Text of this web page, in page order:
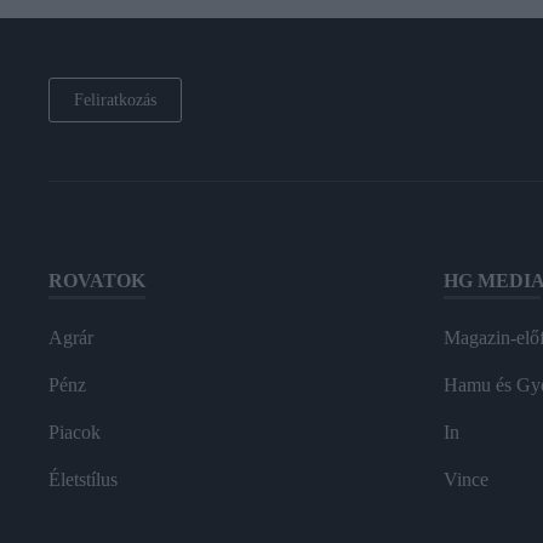
Feliratkozás
ROVATOK
Agrár
Pénz
Piacok
Életstílus
HG MEDIA
Magazin-
Hamu és
In
Vince